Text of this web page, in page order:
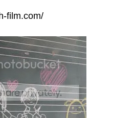
film.com/